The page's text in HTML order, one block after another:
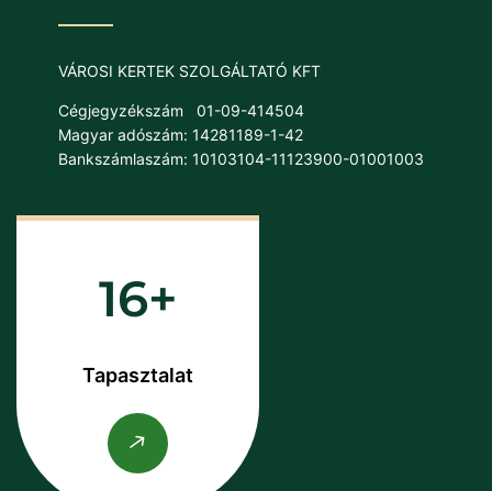
VÁROSI KERTEK SZOLGÁLTATÓ KFT
Cégjegyzékszám
01-09-414504
Magyar adószám: 14281189-1-42
Bankszámlaszám: 10103104-11123900-01001003
16
Tapasztalat